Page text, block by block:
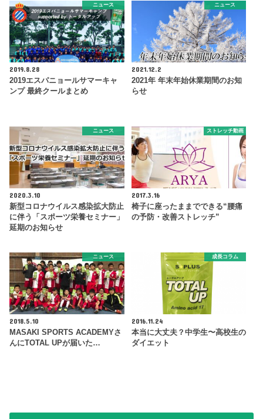
ニュース
2019.8.28
2019エスパニョールサマーキャ
ンプ 最終クールまとめ
ニュース
2021.12.2
2021年 年末年始休業期間のお知
らせ
ニュース
2020.3.10
新型コロナウイルス感染拡大防止
に伴う「スポーツ栄養セミナー」
延期のお知らせ
ストレッチ動画
2017.3.16
椅子に座ったままでできる“腰痛
の予防・改善ストレッチ”
ニュース
2018.5.10
MASAKI SPORTS ACADEMYさ
んにTOTAL UPが届いた…
成長コラム
2016.11.24
本当に大丈夫？中学生〜高校生の
ダイエット